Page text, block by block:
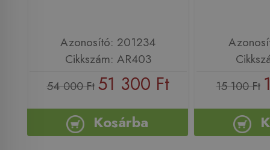
Azonosító: 201234
Cikkszám: AR403
54 000 Ft 51 300 Ft
Kosárba
15 100 Ft